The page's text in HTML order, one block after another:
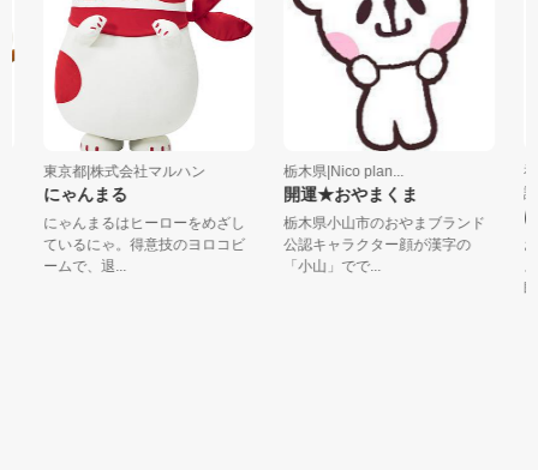
東京都|株式会社マルハン
にゃんまる
にゃんまるはヒーローをめざし
ているにゃ。得意技のヨロコビ
ームで、退...
栃木県|Nico plan...
開運★おやまくま
栃木県小山市のおやまブランド
公認キャラクター顔が漢字の
「小山」でで...
神
議
お
ス
郎